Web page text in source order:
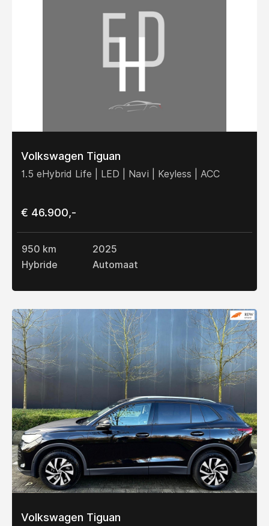
Volkswagen Tiguan
1.5 eHybrid Life | LED | Navi | Keyless | ACC
€ 46.900,-
950 km
2025
Hybride
Automaat
Volkswagen Tiguan